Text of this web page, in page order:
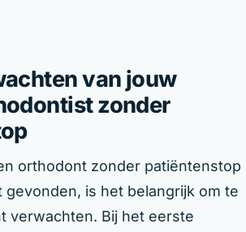
van jouw
zonder
orthodont zonder patiëntenstop
gevonden, is het belangrijk om te
verwachten. Bij het eerste